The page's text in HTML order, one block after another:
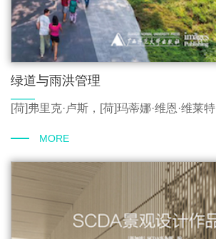
绿道与雨洪管理
[荷]弗里克·卢斯，[荷]玛蒂娜·维恩·维莱特
MORE